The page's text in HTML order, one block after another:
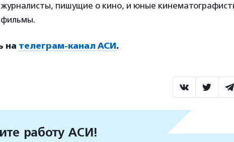
пишущие о кино, и юные
на телеграм-канал АСИ.
работу АСИ!